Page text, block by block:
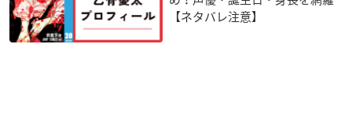
【ネタバレ注意】